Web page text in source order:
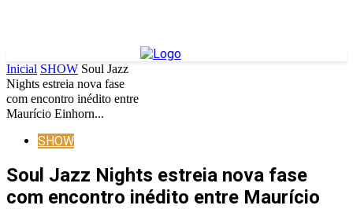
Inicial SHOW Soul Jazz
Nights estreia nova fase
com encontro inédito entre
Maurício Einhorn...
SHOW
Soul Jazz Nights estreia nova fase
com encontro inédito entre Maurício